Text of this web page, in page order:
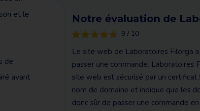
et le
de
avant
Notre évaluation de
9 / 10
Le site web de Laboratoires Filorga
passer une commande.
site web est sécurisé par un certificat
nom de domaine et indique que les
donc sûr de passer une commande